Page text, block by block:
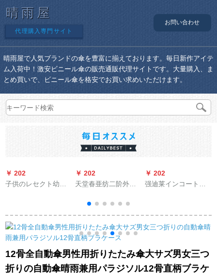
晴雨屋
代理購入専門サイト
お問い合わせ
晴雨屋で人気ブランドの傘を豊富に揃えております。毎日新作アイテ
ム入荷中！激安ビニール傘の販売通販代理サイトです。大量購入、ま
とめ買いで、ビニール傘を格安でお買い求めいただけます。
￥ 202
子供のレセクト幼稚
す。防水ポンチーは
小学生を连れて学校
に行きます。ランド
セルスの位は緑の星
の灰の底（ランドセ
ルスの位）XLです。
￥ 202
天堂春亜纺二阶外勤
211-22 L绀色XL
￥ 202
强迪莱インコートの
のウォーキング旅行
帽子のひさレンコ子
ンチー白L
12骨全自動傘男性用折りたたみ傘大サズ男女三つ
折りの自動傘晴雨兼用パラジソル12骨直柄ブラケ